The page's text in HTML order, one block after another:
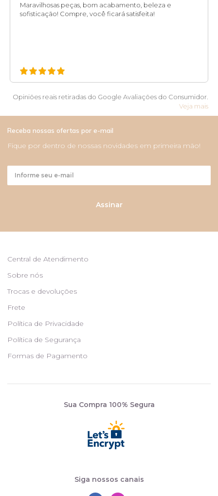
Maravilhosas peças, bom acabamento, beleza e
sofisticação! Compre, você ficará satisfeita!
Opiniões reais retiradas do Google Avaliações do Consumidor.
Veja mais
Receba nossas ofertas por e-mail
Fique por dentro de nossas novidades em primeira mão!
Assinar
Central de Atendimento
Sobre nós
Trocas e devoluções
Frete
Política de Privacidade
Política de Segurança
Formas de Pagamento
Sua Compra 100% Segura
Siga nossos canais